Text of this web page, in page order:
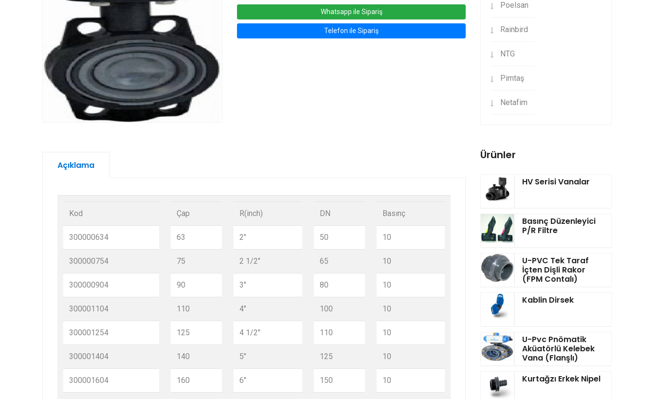
Whatsapp ile Sipariş
Telefon ile Sipariş
Açıklama
Kod
300000634
300000754
300000904
300001104
300001254
300001404
300001604
Çap
63
75
90
110
125
140
160
R(inch)
2"
2 1/2"
3"
4"
4 1/2"
5"
6"
DN
50
65
80
100
110
125
150
Basınç
10
10
10
10
10
10
10
Poelsan
Rainbird
NTG
Pimtaş
Netafim
Ürünler
HV Serisi Vanalar
Basınç Düzenleyici
P/R Filtre
U-PVC Tek Taraf
İçten Dişli Rakor
(FPM Contalı)
Kablin Dirsek
U-Pvc Pnömatik
Aküatörlü Kelebek
Vana (Flanşlı)
Kurtağzı Erkek Nipel